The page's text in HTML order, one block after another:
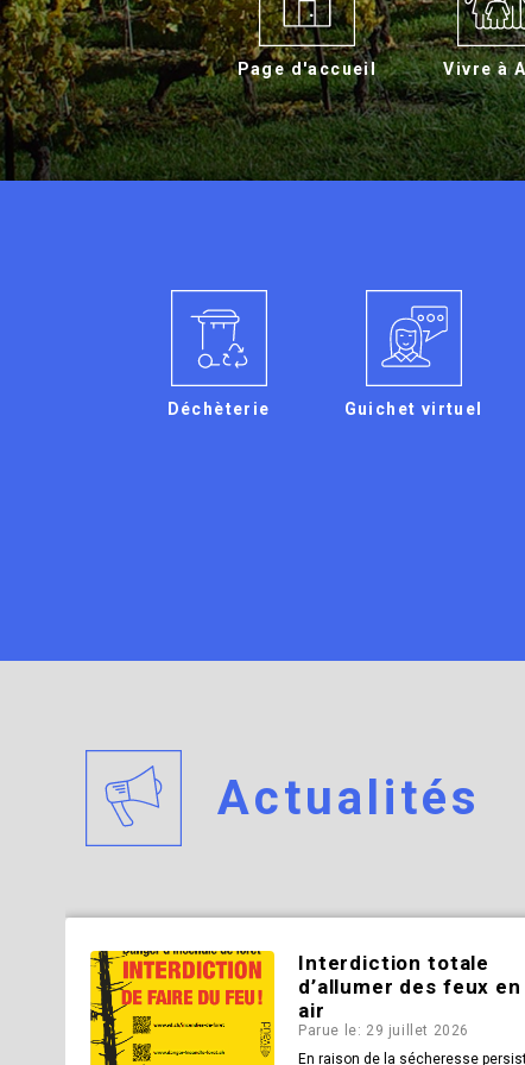
Page d'accueil Vivre à
Déchèterie Guichet virtuel
Actualités
Interdiction totale
d’allumer des feux
air
Parue le: 29 juillet 2026
En raison de la sécheresse